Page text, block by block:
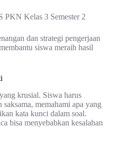
PKN Kelas 3 Semester 2
dan strategi pengerjaan
siswa meraih hasil
krusial. Siswa harus
saksama, memahami apa yang
kata kunci dalam soal.
bisa menyebabkan kesalahan